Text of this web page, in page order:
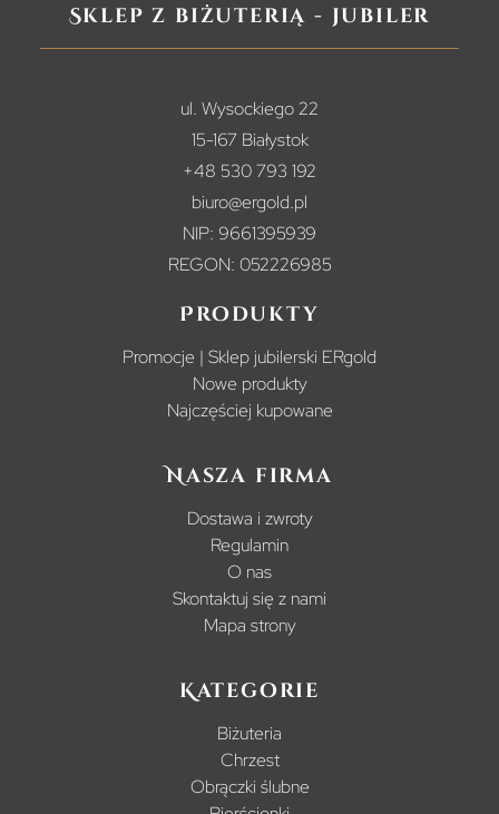
Sklep z biżuterią - jubiler
ul. Wysockiego 22
15-167 Białystok
+48 530 793 192
biuro@ergold.pl
NIP: 9661395939
REGON: 052226985
Produkty
Promocje | Sklep jubilerski ERgold
Nowe produkty
Najczęściej kupowane
Nasza firma
Dostawa i zwroty
Regulamin
O nas
Skontaktuj się z nami
Mapa strony
Kategorie
Biżuteria
Chrzest
Obrączki ślubne